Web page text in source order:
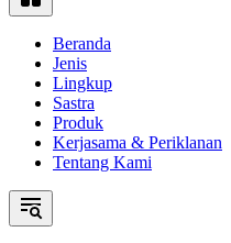
Beranda
Jenis
Lingkup
Sastra
Produk
Kerjasama & Periklanan
Tentang Kami